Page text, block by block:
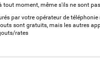
tout moment, même s'ils ne sont
par votre opérateur de
sont gratuits, mais les autres
rates